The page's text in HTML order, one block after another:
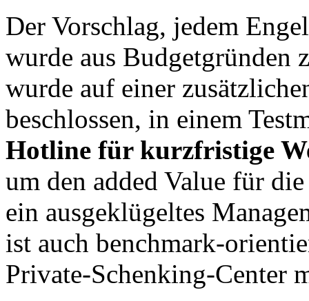
Der Vorschlag, jedem
wurde aus Budgetgründen
wurde auf einer
beschlossen, in einem
Hotline für kurzfristige
um den added Value für
ein ausgeklügeltes
ist auch benchmark-
Private-Schenking-Center